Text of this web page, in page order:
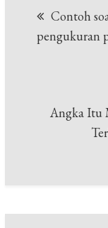
pos
Contoh
pengukuran
Angka Itu